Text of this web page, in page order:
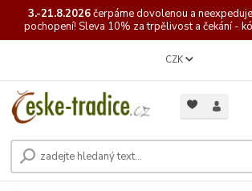
3.-21.8.2026čerpámedovolenou a
pochopení! Sleva 10% za trpělivost a čekání -
CZK